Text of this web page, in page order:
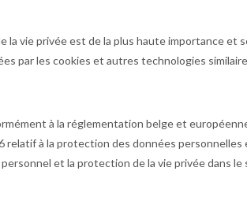
la vie privée est de la plus haute importance
par les cookies et autres technologies
à la réglementation belge et
à la protection des données
et la protection de la vie privée dans